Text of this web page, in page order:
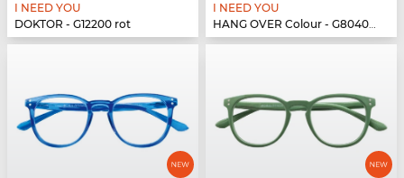
I NEED YOU
DOKTOR - G12200 rot
I NEED YOU
HANG OVER Colour - G80400 grün